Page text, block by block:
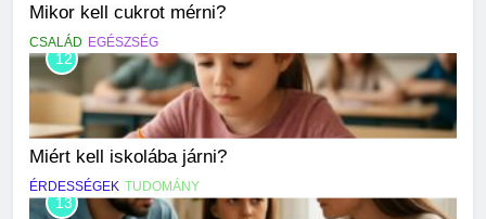
Mikor kell cukrot mérni?
CSALÁD EGÉSZSÉG
12
Miért kell iskolába járni?
ÉRDESSÉGEK TUDOMÁNY
13